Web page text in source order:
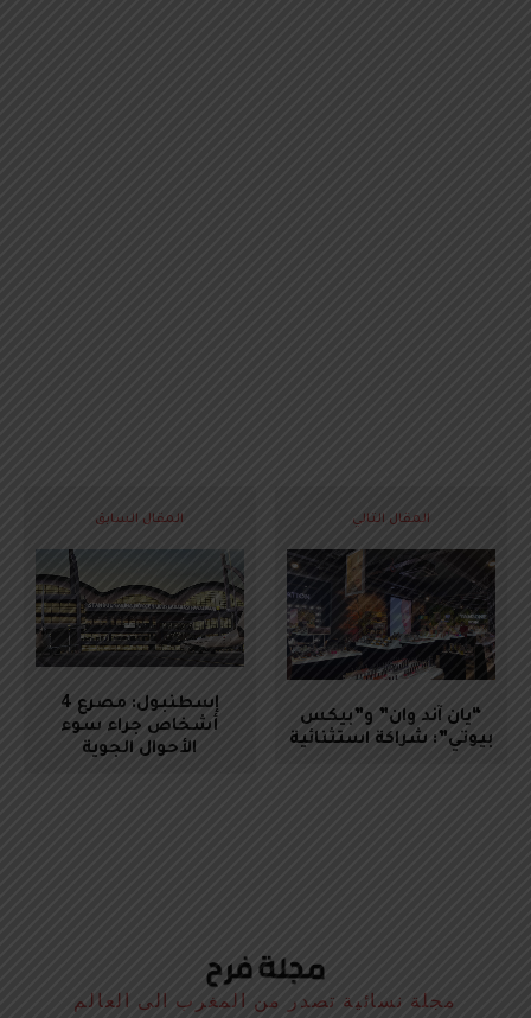
المقال السابق
إسطنبول: مصرع 4
أشخاص جراء سوء
الأحوال الجوية
المقال التالي
“يان آند وان” و”بيكس
بيوتي”: شراكة استثنائية
مجلة نسائية تصدر من المغرب الى العالم